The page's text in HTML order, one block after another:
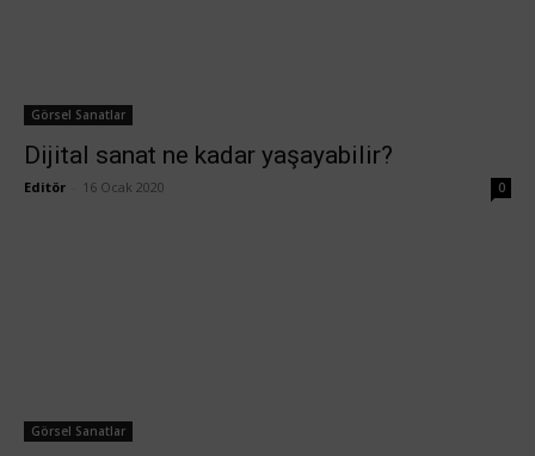
Görsel Sanatlar
Dijital sanat ne kadar yaşayabilir?
Editör 16 Ocak 2020 0
Görsel Sanatlar